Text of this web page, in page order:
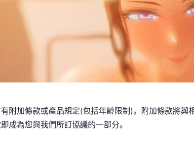
附加條款或產品規定(包括年齡限制)。附加條款將與
成為您與我們所訂協議的一部分。